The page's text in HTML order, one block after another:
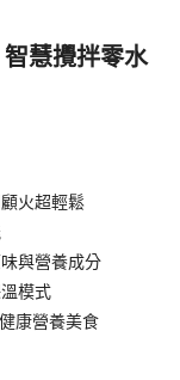
慧攪拌零水
火超輕鬆
與營養成分
模式
康營養美食